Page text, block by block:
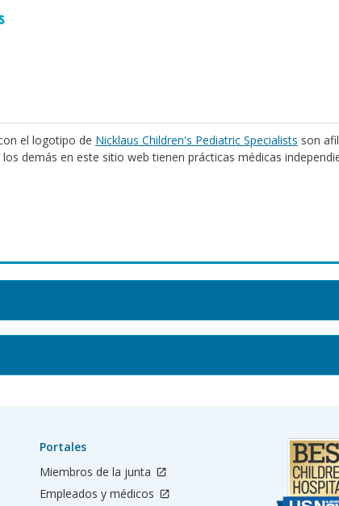
el logotipo de Nicklaus Children's Pediatric Specialists son
demás en este sitio web tienen prácticas médicas
Portales
Miembros de la junta
Empleados y médicos